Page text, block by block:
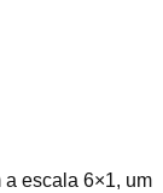
escala 6×1, um